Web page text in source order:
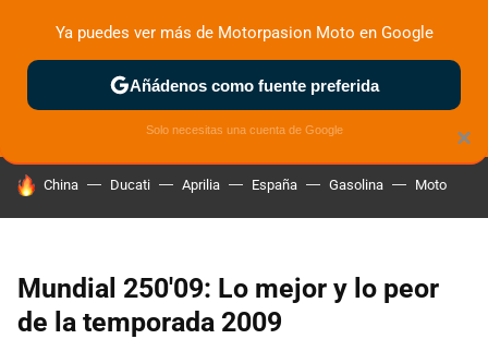
ZONA DE PRUEBAS DEPORTIVAS MOTOS ELÉCTRICAS
HOY SE HABLA DE
China Ducati Aprilia España Gasolina Moto
Mundial 250'09: Lo mejor y lo peor
de la temporada 2009
×
Ya puedes ver más de Motorpasion Moto en Google
Añádenos como fuente preferida
Solo necesitas una cuenta de Google